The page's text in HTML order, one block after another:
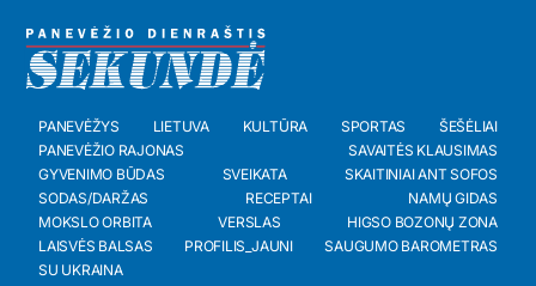
PANEVĖŽYS LIETUVA KULTŪRA SPORTAS
ŠEŠĖLIAI
PANEVĖŽIO RAJONAS
SAVAITĖS KLAUSIMAS
GYVENIMO BŪDAS
SVEIKATA
SKAITINIAI ANT SOFOS
SODAS/DARŽAS
RECEPTAI
NAMŲ GIDAS
MOKSLO ORBITA
VERSLAS
HIGSO BOZONŲ ZONA
LAISVĖS BALSAS
PROFILIS_JAUNI
SAUGUMO BAROMETRAS
SU UKRAINA